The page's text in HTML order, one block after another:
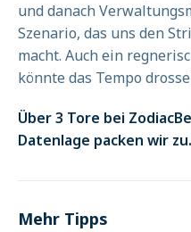
und danach
Szenario, das uns den
macht. Auch ein
könnte das Tempo
Über 3 Tore bei
Datenlage packen wir zu.
Mehr Tipps